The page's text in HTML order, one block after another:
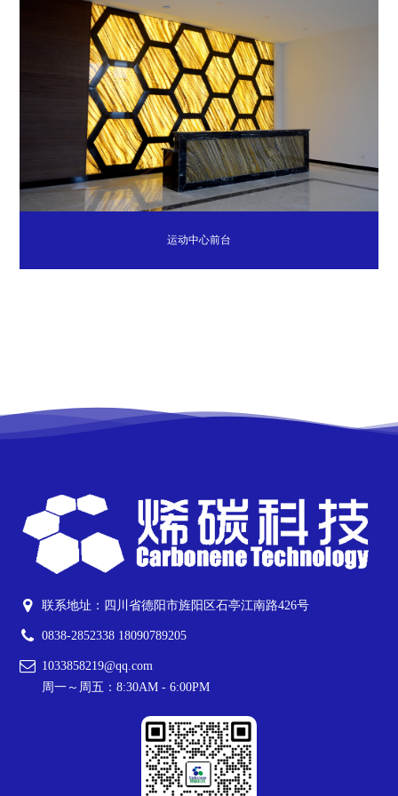
运动中心前台
联系地址：四川省德阳市旌阳区石亭江南路426号
0838-2852338 18090789205
1033858219@qq.com
周一～周五：8:30AM - 6:00PM